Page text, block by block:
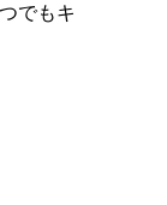
でもキ